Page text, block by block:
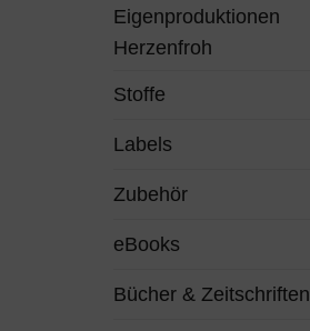
Eigenproduktionen
Herzenfroh
Stoffe
Labels
Zubehör
eBooks
Bücher & Zeitschriften